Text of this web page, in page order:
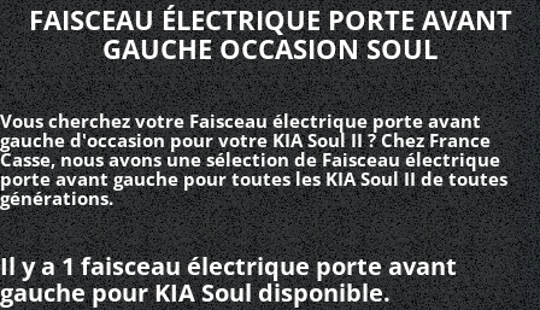
FAISCEAU ÉLECTRIQUE PORTE AVANT
GAUCHE OCCASION SOUL
Vous cherchez votre Faisceau électrique porte avant
gauche d'occasion pour votre KIA Soul II ? Chez France
Casse, nous avons une sélection de Faisceau électrique
porte avant gauche pour toutes les KIA Soul II de toutes
générations.
Il y a 1 faisceau électrique porte avant
gauche pour KIA Soul disponible.